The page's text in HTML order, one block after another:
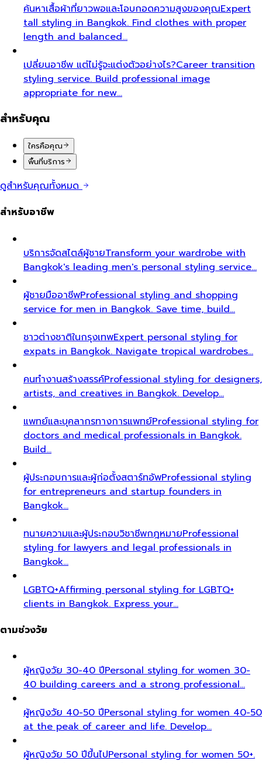
ค้นหาเสื้อผ้าที่ยาวพอและโอบกอดความสูงของคุณExpert
tall styling in Bangkok. Find clothes with proper
length and balanced…
เปลี่ยนอาชีพ แต่ไม่รู้จะแต่งตัวอย่างไร?Career transition
styling service. Build professional image
appropriate for new…
สำหรับคุณ
ใครคือคุณ
พื้นที่บริการ
ดูสำหรับคุณทั้งหมด
สำหรับอาชีพ
บริการจัดสไตล์ผู้ชายTransform your wardrobe with
Bangkok's leading men's personal styling service…
ผู้ชายมืออาชีพProfessional styling and shopping
service for men in Bangkok. Save time, build…
ชาวต่างชาติในกรุงเทพExpert personal styling for
expats in Bangkok. Navigate tropical wardrobes…
คนทำงานสร้างสรรค์Professional styling for designers,
artists, and creatives in Bangkok. Develop…
แพทย์และบุคลากรทางการแพทย์Professional styling for
doctors and medical professionals in Bangkok.
Build…
ผู้ประกอบการและผู้ก่อตั้งสตาร์ทอัพProfessional styling
for entrepreneurs and startup founders in
Bangkok…
ทนายความและผู้ประกอบวิชาชีพกฎหมายProfessional
styling for lawyers and legal professionals in
Bangkok…
LGBTQ+Affirming personal styling for LGBTQ+
clients in Bangkok. Express your…
ตามช่วงวัย
ผู้หญิงวัย 30-40 ปีPersonal styling for women 30-
40 building careers and a strong professional…
ผู้หญิงวัย 40-50 ปีPersonal styling for women 40-50
at the peak of career and life. Develop…
ผู้หญิงวัย 50 ปีขึ้นไปPersonal styling for women 50+.